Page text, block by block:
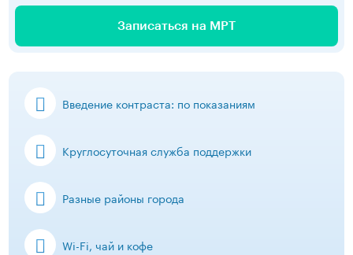
Записаться на МРТ
Введение контраста: по показаниям
Круглосуточная служба поддержки
Разные районы города
Wi-Fi, чай и кофе